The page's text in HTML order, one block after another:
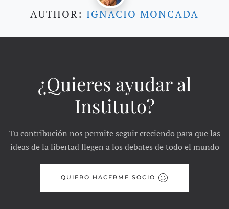
AUTHOR: IGNACIO MONCADA
¿Quieres ayudar al
Instituto?
Tu contribución nos permite seguir creciendo para que las
ideas de la libertad llegen a los debates de todo el mundo
QUIERO HACERME SOCIO